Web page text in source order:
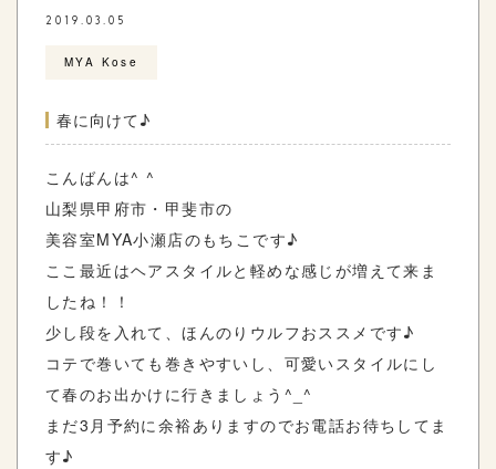
2019.03.05
MYA Kose
春に向けて♪
こんばんは^ ^
山梨県甲府市・甲斐市の
美容室MYA小瀬店のもちこです♪
ここ最近はヘアスタイルと軽めな感じが増えて来ま
したね！！
少し段を入れて、ほんのりウルフおススメです♪
コテで巻いても巻きやすいし、可愛いスタイルにし
て春のお出かけに行きましょう^_^
まだ3月予約に余裕ありますのでお電話お待ちしてま
す♪